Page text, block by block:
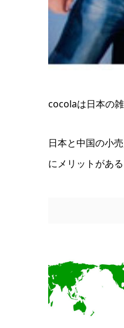
cocolaは日本の
日本と中国の小
にメリットがある